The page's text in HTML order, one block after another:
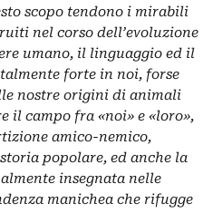
scopo tendono i mirabili
nel corso dell’evoluzione
umano, il linguaggio ed il
forte in noi, forse
nostre origini di animali
il campo fra «noi» e «loro»,
amico-nemico,
popolare, ed anche la
insegnata nelle
manichea che rifugge